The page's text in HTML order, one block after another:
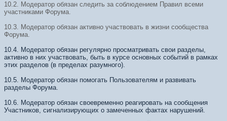
10.2. Модератор обязан следить за соблюдением Правил всеми
участниками Форума.
10.3. Модератор обязан активно участвовать в жизни сообщества
Форума.
10.4. Модератор обязан регулярно просматривать свои разделы,
активно в них участвовать, быть в курсе основных событий в рамках
этих разделов (в пределах разумного).
10.5. Модератор обязан помогать Пользователям и развивать
разделы Форума.
10.6. Модератор обязан своевременно реагировать на сообщения
Участников, сигнализирующих о замеченных фактах нарушений.